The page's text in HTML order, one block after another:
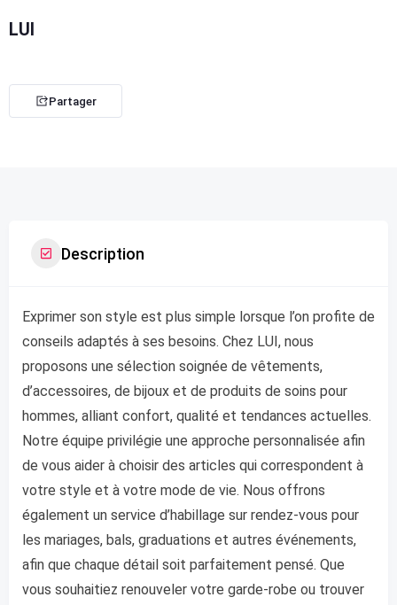
LUI
Partager
Description
Exprimer son style est plus simple lorsque l’on profite de
conseils adaptés à ses besoins. Chez LUI, nous
proposons une sélection soignée de vêtements,
d’accessoires, de bijoux et de produits de soins pour
hommes, alliant confort, qualité et tendances actuelles.
Notre équipe privilégie une approche personnalisée afin
de vous aider à choisir des articles qui correspondent à
votre style et à votre mode de vie. Nous offrons
également un service d’habillage sur rendez-vous pour
les mariages, bals, graduations et autres événements,
afin que chaque détail soit parfaitement pensé. Que
vous souhaitiez renouveler votre garde-robe ou trouver